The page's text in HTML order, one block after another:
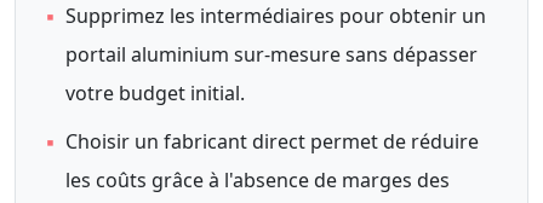
▪ Supprimez les intermédiaires pour obtenir un
portail aluminium sur-mesure sans dépasser
votre budget initial.
▪ Choisir un fabricant direct permet de réduire
les coûts grâce à l'absence de marges des